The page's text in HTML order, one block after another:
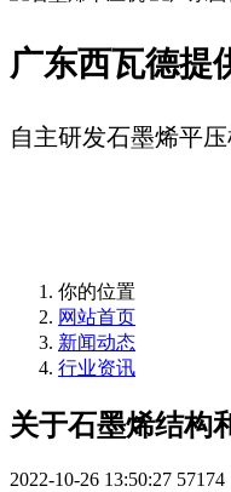
广东西瓦德提
自主研发石墨烯平
你的位置
网站首页
新闻动态
行业资讯
关于石墨烯结构
2022-10-26 13:50:27 57174